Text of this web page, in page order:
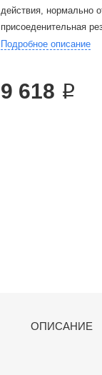
действия, нормально
присоеденительная
Подробное описание
9 618 ₽
ОПИСАНИЕ